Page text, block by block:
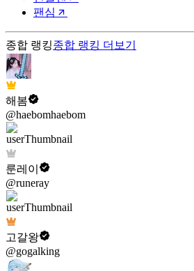
팬심
종합 랭킹종합 랭킹 더보기
해봄
@haebomhaebom
룬레이
@runeray
고갈왕
@gogalking